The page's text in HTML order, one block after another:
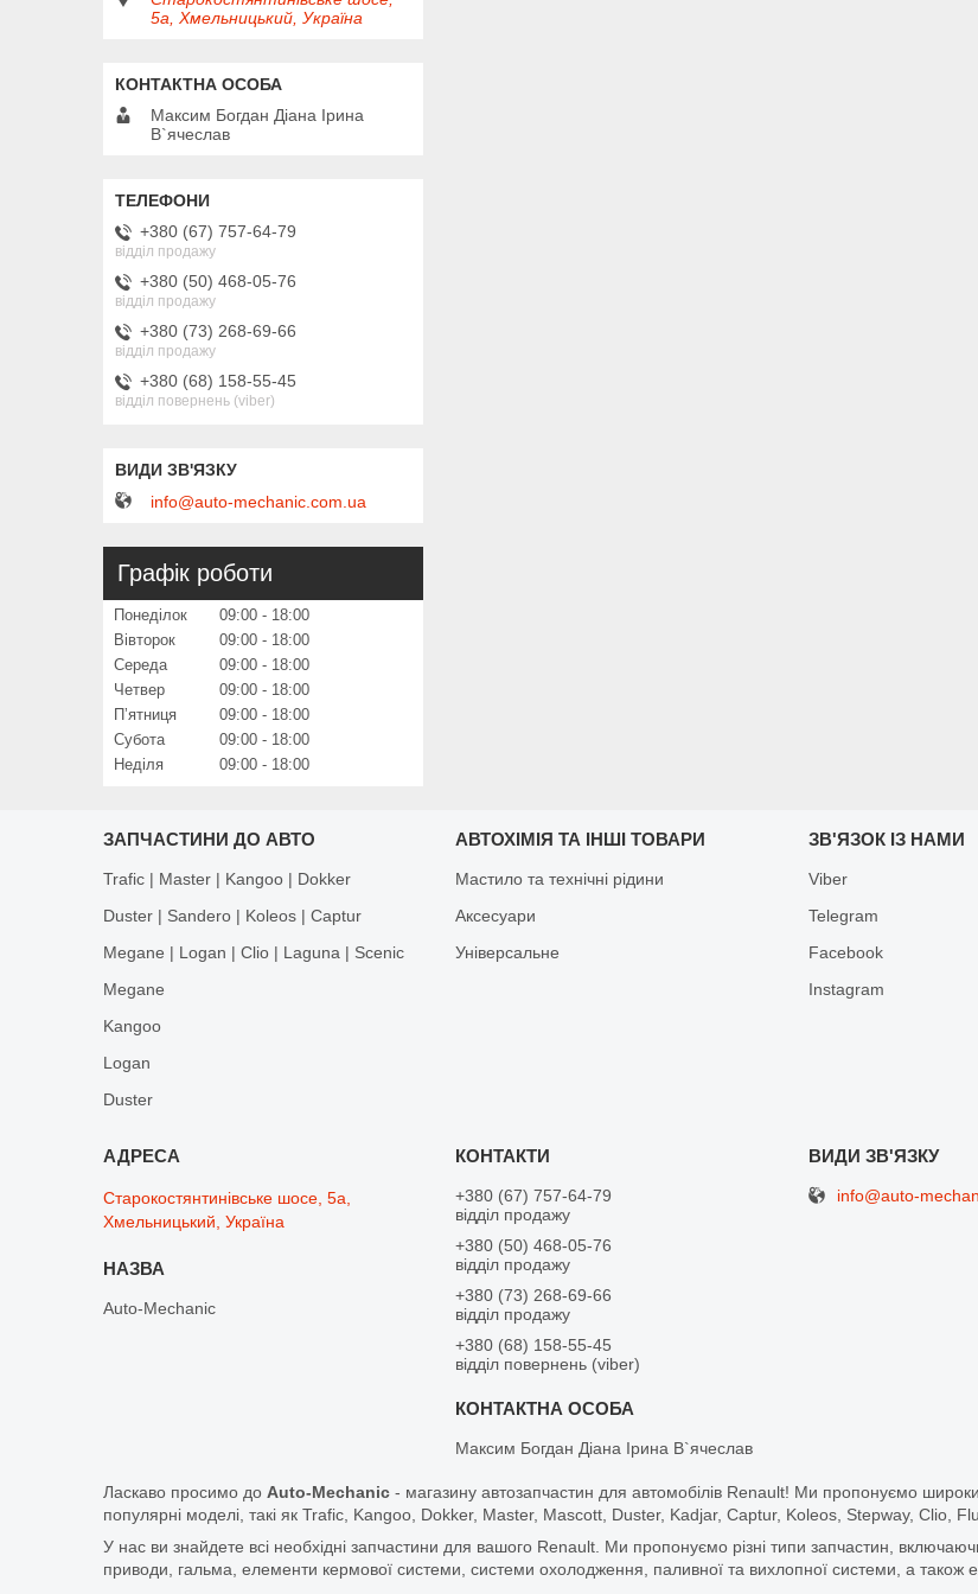
5а, Хмельницький, Україна
Максим Богдан Діана Ірина
В`ячеслав
+380 (67) 757-64-79
відділ продажу
+380 (50) 468-05-76
відділ продажу
+380 (73) 268-69-66
відділ продажу
+380 (68) 158-55-45
відділ повернень (viber)
info@auto-mechanic.com.ua
Графік роботи
Понеділок 09:00
18:00
Вівторок
09:00
18:00
Середа
09:00
18:00
Четвер
09:00
18:00
Пʼятниця
09:00
18:00
Субота
09:00
18:00
Неділя
09:00 18:00
ЗАПЧАСТИНИ ДО АВТО
Trafic | Master | Kangoo | Dokker
Duster | Sandero | Koleos | Captur
Megane | Logan | Clio | Laguna | Scenic
Megane
Kangoo
Logan
Duster
АВТОХІМІЯ ТА ІНШІ ТОВАРИ
Мастило та технічні рідини
Аксесуари
Універсальне
ЗВ'ЯЗОК ІЗ НАМИ
Viber
Telegram
Facebook
Іnstagram
Старокостянтинівське шосе, 5а,
Хмельницький, Україна
Auto-Mechanic
+380 (67) 757-64-79
відділ продажу
+380 (50) 468-05-76
відділ продажу
+380 (73) 268-69-66
відділ продажу
+380 (68) 158-55-45
відділ повернень (viber)
Максим Богдан Діана Ірина В`ячеслав
info@auto-
Ласкаво просимо до Auto-Mechanic - магазину автозапчастин для автомобілів Renault! Ми пропонуємо
популярні моделі, такі як Trafic, Kangoo, Dokker, Master, Mascott, Duster, Kadjar, Captur, Koleos, Stepway, Clio,
У нас ви знайдете всі необхідні запчастини для вашого Renault. Ми пропонуємо різні типи запчастин,
приводи, гальма, елементи кермової системи, системи охолодження, паливної та вихлопної системи, а також